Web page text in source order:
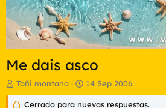
Me dais asco
I
n
i
Toñi montana
F
e
c
14 Sep 2006
Cerrado para nuevas respuestas.